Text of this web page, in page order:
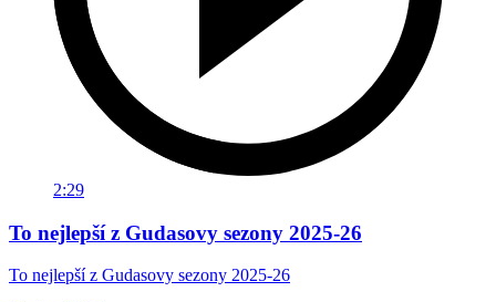
2:29
To nejlepší z Gudasovy sezony 2025-26
To nejlepší z Gudasovy sezony 2025-26